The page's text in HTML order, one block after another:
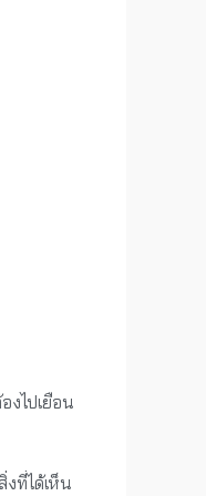
งไปเยือน
งที่ได้เห็น